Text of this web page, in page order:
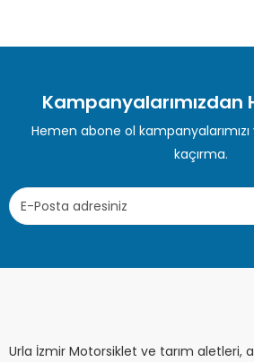
Kampanyalarımızdan
Hemen abone ol
kaçırma.
Urla İzmir Motorsiklet ve tarım aletleri,